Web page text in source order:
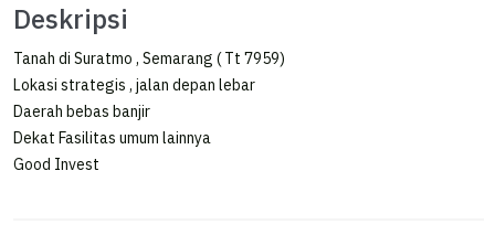
Deskripsi
Tanah di Suratmo , Semarang ( Tt 7959)
Lokasi strategis , jalan depan lebar
Daerah bebas banjir
Dekat Fasilitas umum lainnya
Good Invest